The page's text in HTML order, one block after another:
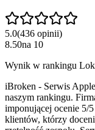
5.0(436 opinii)
8.50na 10
Wynik w rankingu
iBroken - Serwis
naszym rankingu.
imponującej ocenie 5/
klientów, którzy